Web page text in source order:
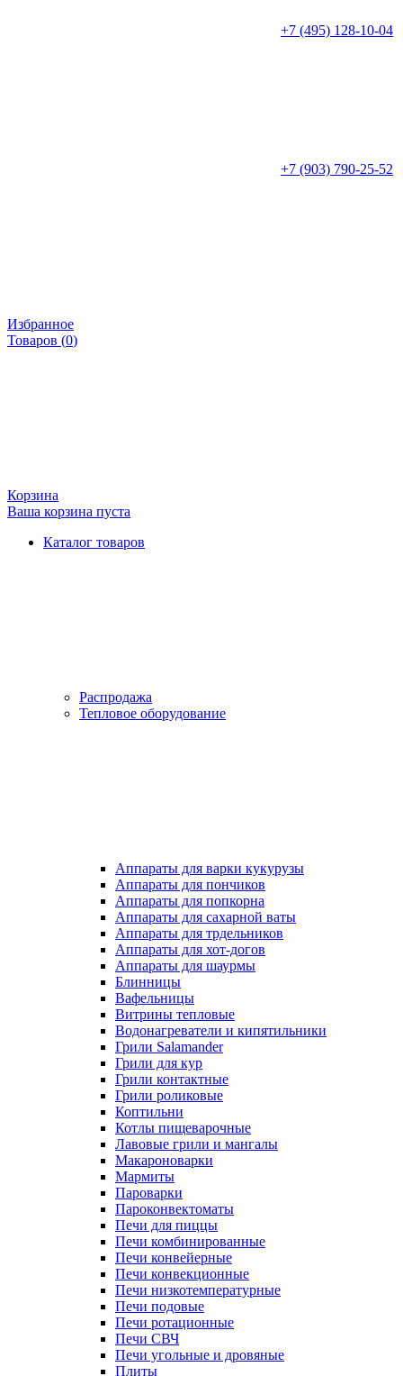
+7 (495) 128-10-04
+7 (903) 790-25-52
Избранное
Товаров (0)
Корзина
Ваша корзина пуста
Каталог товаров
Распродажа
Тепловое оборудование
Аппараты для варки кукурузы
Аппараты для пончиков
Аппараты для попкорна
Аппараты для сахарной ваты
Аппараты для трдельников
Аппараты для хот-догов
Аппараты для шаурмы
Блинницы
Вафельницы
Витрины тепловые
Водонагреватели и кипятильники
Грили Salamander
Грили для кур
Грили контактные
Грили роликовые
Коптильни
Котлы пищеварочные
Лавовые грили и мангалы
Макароноварки
Мармиты
Пароварки
Пароконвектоматы
Печи для пиццы
Печи комбинированные
Печи конвейерные
Печи конвекционные
Печи низкотемпературные
Печи подовые
Печи ротационные
Печи СВЧ
Печи угольные и дровяные
Плиты